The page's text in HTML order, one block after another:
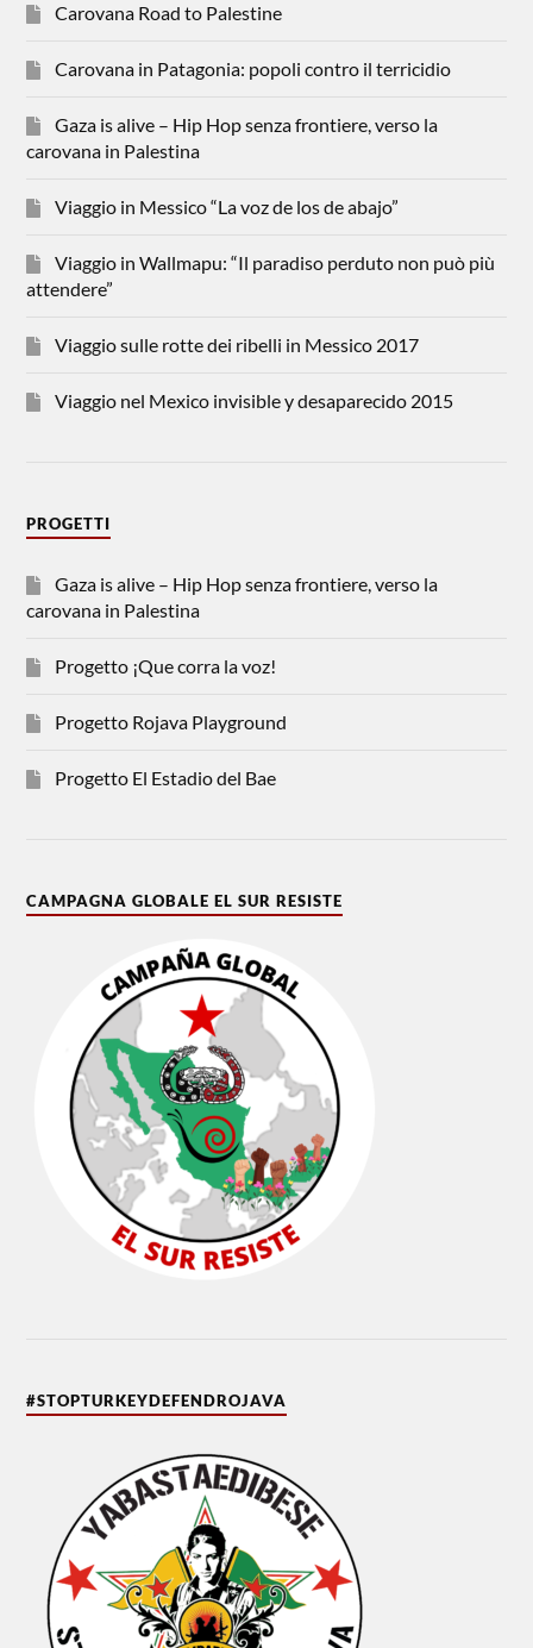
Carovana Road to Palestine
Carovana in Patagonia: popoli contro il terricidio
Gaza is alive – Hip Hop senza frontiere, verso la
carovana in Palestina
Viaggio in Messico “La voz de los de abajo”
Viaggio in Wallmapu: “Il paradiso perduto non può più
attendere”
Viaggio sulle rotte dei ribelli in Messico 2017
Viaggio nel Mexico invisible y desaparecido 2015
PROGETTI
Gaza is alive – Hip Hop senza frontiere, verso la
carovana in Palestina
Progetto ¡Que corra la voz!
Progetto Rojava Playground
Progetto El Estadio del Bae
CAMPAGNA GLOBALE EL SUR RESISTE
#STOPTURKEYDEFENDROJAVA